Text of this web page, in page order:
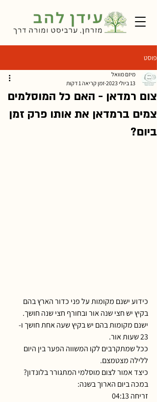
פוסט
צום רמדאן - האם כל המוסלמים
צמים ברמדאן את אותו פרק זמן
ביום?
מיזם מוואל
13 ביולי 2023
זמן קריאה 1 דקות
כידוע ישנם מקומות על פני כדור הארץ בהם
בקיץ יש חצי שנה אור ובחורף חצי שנה חושך.
ישנם מקומות בהם יש בקיץ שעה אחת חושך ו-
23 שעות אור.
ככל שמתקרבים לקו המשווה הפער בין היום
ללילה מצטמצם.
כיצד אמור לצום מוסלמי המתגורר בלונדון?
במכה ביום הארוך בשנה:
זריחה 04:13